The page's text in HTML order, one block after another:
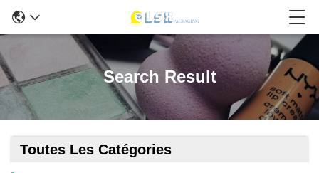
Search Result
Toutes Les Catégories